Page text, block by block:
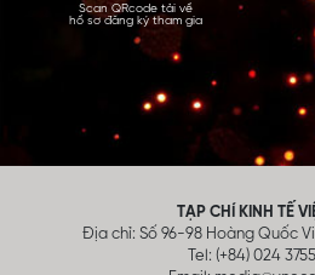
Scan QRcode tải về
hồ sơ đăng ký tham gia
TẠP CHÍ KINH TẾ
Địa chỉ: Số 96-98 Hoàng Quốc
Tel: (+84) 024